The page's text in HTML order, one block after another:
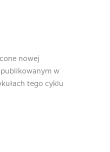
nowej
w
tego cyklu